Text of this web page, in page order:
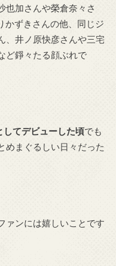
也加さんや榮倉奈々さ
かずきさんの他、同じジ
、井ノ原快彦さんや三宅
ど錚々たる顔ぶれで
てデビューした頃でも
めまぐるしい日々だった
ァンには嬉しいことです